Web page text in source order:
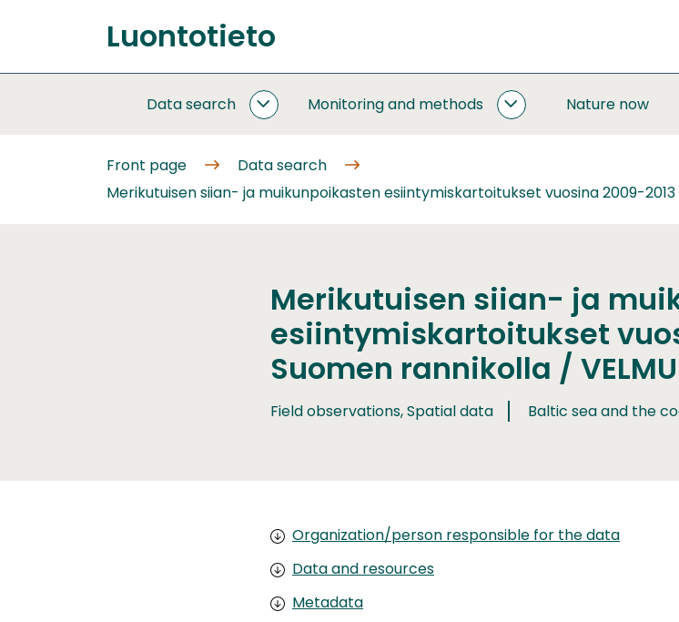
to
content
Front
Luontotieto
Data search
DATA
Monitoring and methods
MONITORING
Nature now
Front page
Data search
Merikutuisen siian- ja muikunpoikasten esiintymiskartoitukset vuosina 2009-
Merikutuisen siian- ja
esiintymiskartoitukset
Suomen rannikolla /
Field observations, Spatial data Baltic sea and the
Organization/person responsible for the data
Data and resources
Metadata